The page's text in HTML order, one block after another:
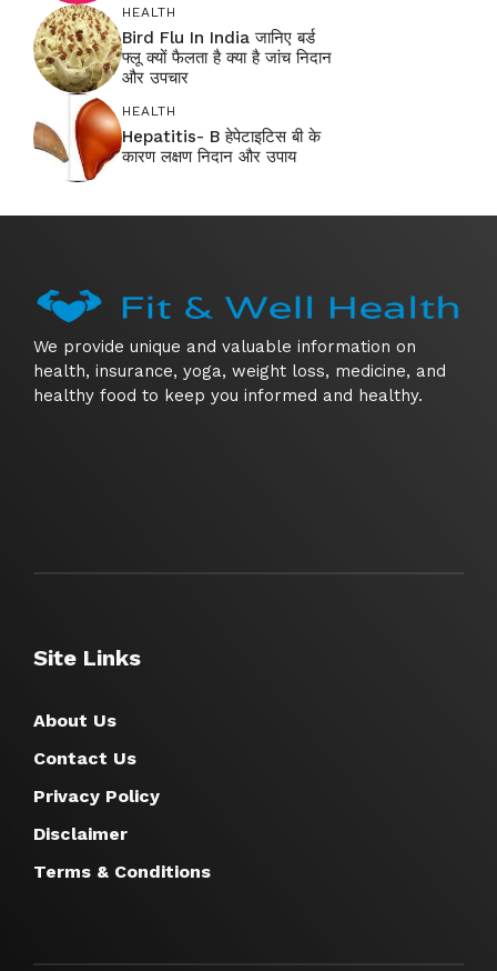
HEALTH
Bird Flu In India जानिए बर्ड
फ्लू क्यों फैलता है क्या है जांच निदान
और उपचार
HEALTH
Hepatitis- B हेपेटाइटिस बी के
कारण लक्षण निदान और उपाय
We provide unique and valuable information on
health, insurance, yoga, weight loss, medicine, and
healthy food to keep you informed and healthy.
Site Links
About Us
Contact Us
Privacy Policy
Disclaimer
Terms & Conditions